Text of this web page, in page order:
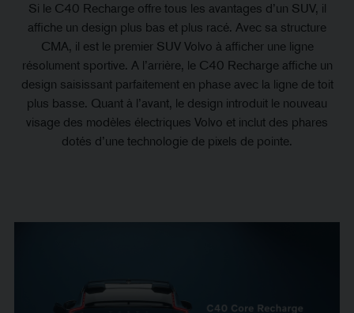
Si le C40 Recharge offre tous les avantages d’un SUV, il
affiche un design plus bas et plus racé. Avec sa structure
CMA, il est le premier SUV Volvo à afficher une ligne
résolument sportive. A l’arrière, le C40 Recharge affiche un
design saisissant parfaitement en phase avec la ligne de toit
plus basse. Quant à l’avant, le design introduit le nouveau
visage des modèles électriques Volvo et inclut des phares
dotés d’une technologie de pixels de pointe.